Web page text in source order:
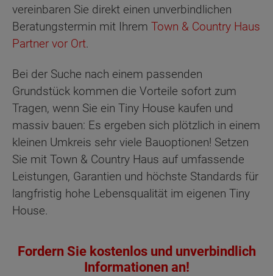
vereinbaren Sie direkt einen unverbindlichen
Beratungstermin mit Ihrem Town & Country Haus
Partner vor Ort.
Bei der Suche nach einem passenden
Grundstück kommen die Vorteile sofort zum
Tragen, wenn Sie ein Tiny House kaufen und
massiv bauen: Es ergeben sich plötzlich in einem
kleinen Umkreis sehr viele Bauoptionen! Setzen
Sie mit Town & Country Haus auf umfassende
Leistungen, Garantien und höchste Standards für
langfristig hohe Lebensqualität im eigenen Tiny
House.
Fordern Sie kostenlos und unverbindlich
Informationen an!